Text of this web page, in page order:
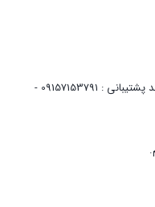
واحد پشتیبانی مشتریان : 05135092741 - واحد پشتیبانی : 09157153791 -